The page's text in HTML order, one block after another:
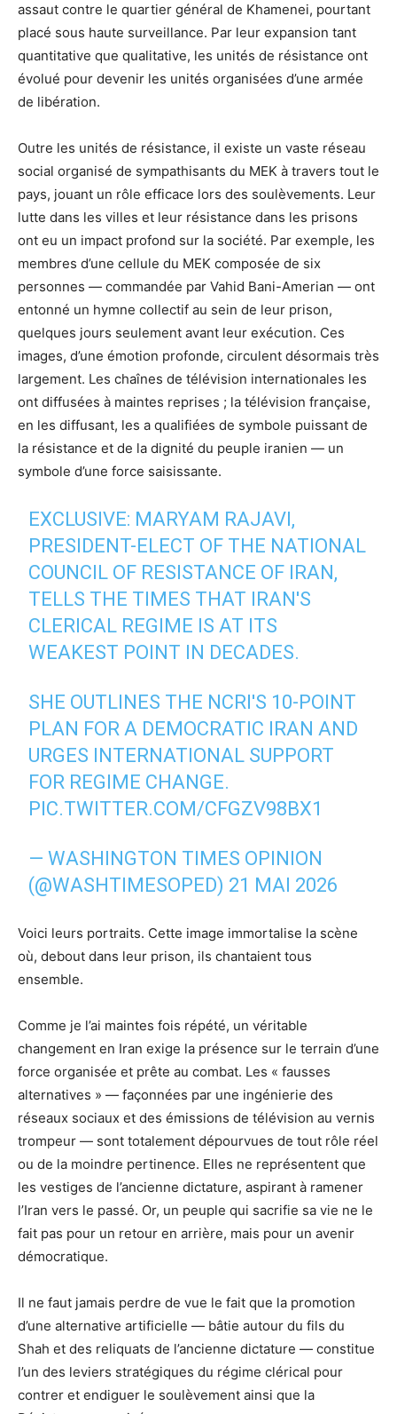
assaut contre le quartier général de Khamenei, pourtant
placé sous haute surveillance. Par leur expansion tant
quantitative que qualitative, les unités de résistance ont
évolué pour devenir les unités organisées d’une armée
de libération.
Outre les unités de résistance, il existe un vaste réseau
social organisé de sympathisants du MEK à travers tout le
pays, jouant un rôle efficace lors des soulèvements. Leur
lutte dans les villes et leur résistance dans les prisons
ont eu un impact profond sur la société. Par exemple, les
membres d’une cellule du MEK composée de six
personnes — commandée par Vahid Bani-Amerian — ont
entonné un hymne collectif au sein de leur prison,
quelques jours seulement avant leur exécution. Ces
images, d’une émotion profonde, circulent désormais très
largement. Les chaînes de télévision internationales les
ont diffusées à maintes reprises ; la télévision française,
en les diffusant, les a qualifiées de symbole puissant de
la résistance et de la dignité du peuple iranien — un
symbole d’une force saisissante.
EXCLUSIVE: MARYAM RAJAVI,
PRESIDENT-ELECT OF THE NATIONAL
COUNCIL OF RESISTANCE OF IRAN,
TELLS THE TIMES THAT IRAN'S
CLERICAL REGIME IS AT ITS
WEAKEST POINT IN DECADES.
SHE OUTLINES THE NCRI'S 10-POINT
PLAN FOR A DEMOCRATIC IRAN AND
URGES INTERNATIONAL SUPPORT
FOR REGIME CHANGE.
PIC.TWITTER.COM/CFGZV98BX1
— WASHINGTON TIMES OPINION
(@WASHTIMESOPED) 21 MAI 2026
Voici leurs portraits. Cette image immortalise la scène
où, debout dans leur prison, ils chantaient tous
ensemble.
Comme je l’ai maintes fois répété, un véritable
changement en Iran exige la présence sur le terrain d’une
force organisée et prête au combat. Les « fausses
alternatives » — façonnées par une ingénierie des
réseaux sociaux et des émissions de télévision au vernis
trompeur — sont totalement dépourvues de tout rôle réel
ou de la moindre pertinence. Elles ne représentent que
les vestiges de l’ancienne dictature, aspirant à ramener
l’Iran vers le passé. Or, un peuple qui sacrifie sa vie ne le
fait pas pour un retour en arrière, mais pour un avenir
démocratique.
Il ne faut jamais perdre de vue le fait que la promotion
d’une alternative artificielle — bâtie autour du fils du
Shah et des reliquats de l’ancienne dictature — constitue
l’un des leviers stratégiques du régime clérical pour
contrer et endiguer le soulèvement ainsi que la